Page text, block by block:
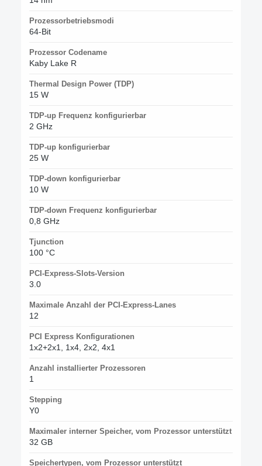
Prozessorbetriebsmodi
64-Bit
Prozessor Codename
Kaby Lake R
Thermal Design Power (TDP)
15 W
TDP-up Frequenz konfigurierbar
2 GHz
TDP-up konfigurierbar
25 W
TDP-down konfigurierbar
10 W
TDP-down Frequenz konfigurierbar
0,8 GHz
Tjunction
100 °C
PCI-Express-Slots-Version
3.0
Maximale Anzahl der PCI-Express-Lanes
12
PCI Express Konfigurationen
1x2+2x1, 1x4, 2x2, 4x1
Anzahl installierter Prozessoren
1
Stepping
Y0
Maximaler interner Speicher, vom Prozessor unterstützt
32 GB
Speichertypen, vom Prozessor unterstützt